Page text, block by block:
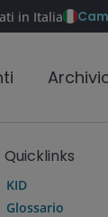
in Italia
Quicklinks
KID
Glossario